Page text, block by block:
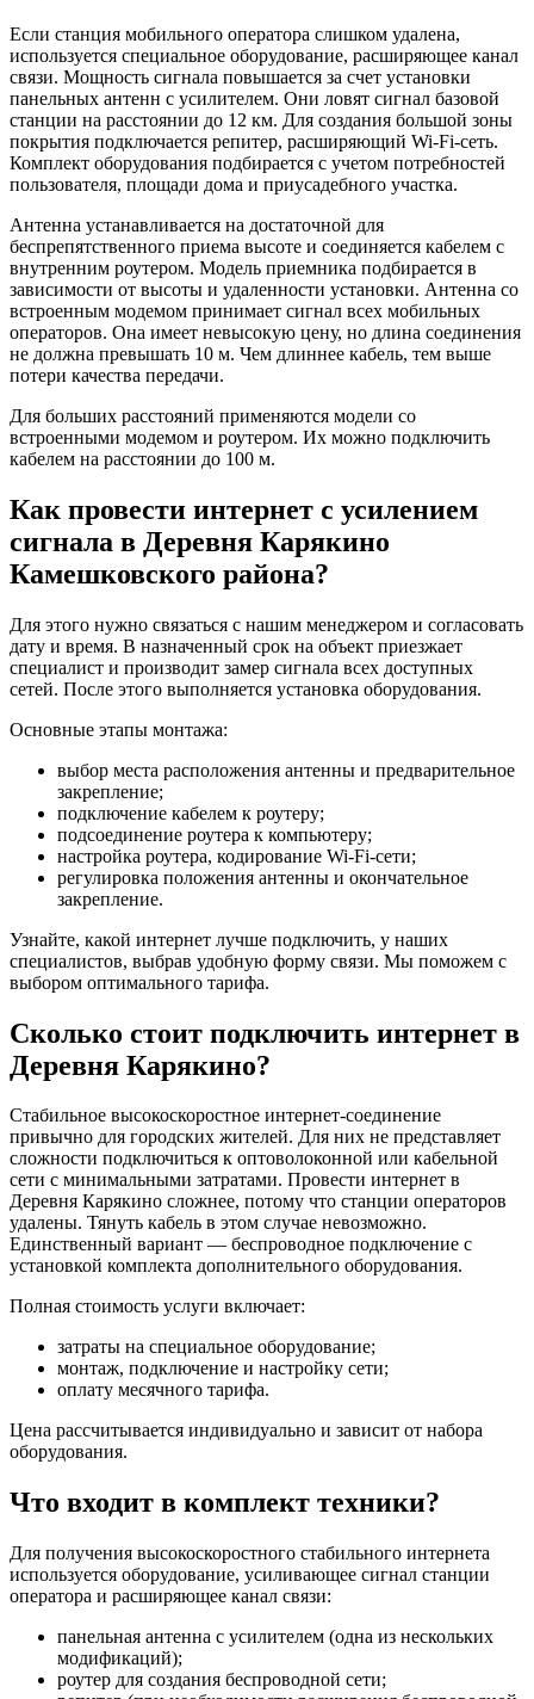
Если станция мобильного оператора слишком удалена,
используется специальное оборудование, расширяющее канал
связи. Мощность сигнала повышается за счет установки
панельных антенн с усилителем. Они ловят сигнал базовой
станции на расстоянии до 12 км. Для создания большой зоны
покрытия подключается репитер, расширяющий Wi-Fi-сеть.
Комплект оборудования подбирается с учетом потребностей
пользователя, площади дома и приусадебного участка.
Антенна устанавливается на достаточной для
беспрепятственного приема высоте и соединяется кабелем с
внутренним роутером. Модель приемника подбирается в
зависимости от высоты и удаленности установки. Антенна со
встроенным модемом принимает сигнал всех мобильных
операторов. Она имеет невысокую цену, но длина соединения
не должна превышать 10 м. Чем длиннее кабель, тем выше
потери качества передачи.
Для больших расстояний применяются модели со
встроенными модемом и роутером. Их можно подключить
кабелем на расстоянии до 100 м.
Как провести интернет с усилением
сигнала в Деревня Карякино
Камешковского района?
Для этого нужно связаться с нашим менеджером и согласовать
дату и время. В назначенный срок на объект приезжает
специалист и производит замер сигнала всех доступных
сетей. После этого выполняется установка оборудования.
Основные этапы монтажа:
выбор места расположения антенны и предварительное
закрепление;
подключение кабелем к роутеру;
подсоединение роутера к компьютеру;
настройка роутера, кодирование Wi-Fi-сети;
регулировка положения антенны и окончательное
закрепление.
Узнайте, какой интернет лучше подключить, у наших
специалистов, выбрав удобную форму связи. Мы поможем с
выбором оптимального тарифа.
Сколько стоит подключить интернет в
Деревня Карякино?
Стабильное высокоскоростное интернет-соединение
привычно для городских жителей. Для них не представляет
сложности подключиться к оптоволоконной или кабельной
сети с минимальными затратами. Провести интернет в
Деревня Карякино сложнее, потому что станции операторов
удалены. Тянуть кабель в этом случае невозможно.
Единственный вариант — беспроводное подключение с
установкой комплекта дополнительного оборудования.
Полная стоимость услуги включает:
затраты на специальное оборудование;
монтаж, подключение и настройку сети;
оплату месячного тарифа.
Цена рассчитывается индивидуально и зависит от набора
оборудования.
Что входит в комплект техники?
Для получения высокоскоростного стабильного интернета
используется оборудование, усиливающее сигнал станции
оператора и расширяющее канал связи:
панельная антенна с усилителем (одна из нескольких
модификаций);
роутер для создания беспроводной сети;